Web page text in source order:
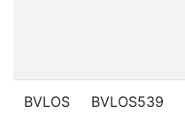
BVLOS BVLOS539